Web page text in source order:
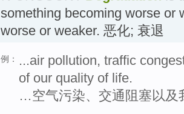
something becoming worse or
worse or weaker. 恶化; 衰退
例：
...air pollution, traffic
of our quality of life.
…空气污染、交通阻塞以及